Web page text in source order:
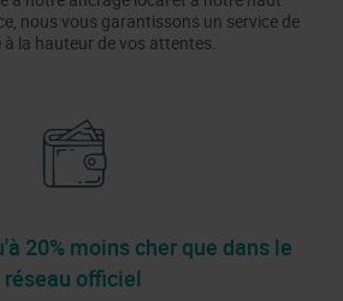
nous vous garantissons un service de
la hauteur de vos attentes.
20% moins cher que dans le
réseau officiel